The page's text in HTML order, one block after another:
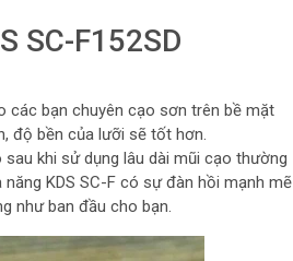
SC-F152SD
các bạn chuyên cạo sơn trên bề mặt
độ bền của lưỡi sẽ tốt hơn.
sau khi sử dụng lâu dài mũi cạo thường
KDS SC-F có sự đàn hồi mạnh mẽ
như ban đầu cho bạn.